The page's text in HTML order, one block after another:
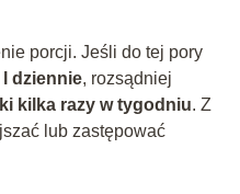
porcji. Jeśli do tej pory
l dziennie, rozsądniej
kilka razy w tygodniu. Z
lub zastępować